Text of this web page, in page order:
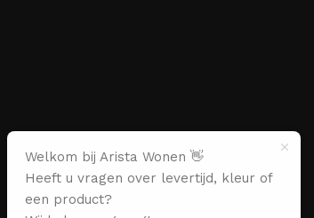
Welkom bij Arista Wonen 👋
Heeft u vragen over levertijd, kleur of
een product?